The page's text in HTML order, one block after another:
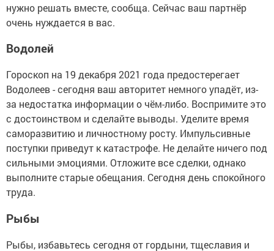
нужно решать вместе, сообща. Сейчас ваш партнёр
очень нуждается в вас.
Водолей
Гороскоп на 19 декабря 2021 года предостерегает
Водолеев - сегодня ваш авторитет немного упадёт, из-
за недостатка информации о чём-либо. Воспримите это
с достоинством и сделайте выводы. Уделите время
саморазвитию и личностному росту. Импульсивные
поступки приведут к катастрофе. Не делайте ничего под
сильными эмоциями. Отложите все сделки, однако
выполните старые обещания. Сегодня день спокойного
труда.
Рыбы
Рыбы, избавьтесь сегодня от гордыни, тщеславия и